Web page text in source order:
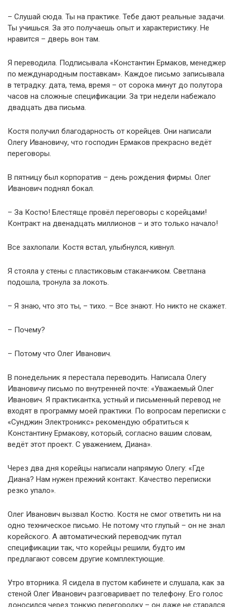
– Слушай сюда. Ты на практике. Тебе дают реальные задачи.
Ты учишься. За это получаешь опыт и характеристику. Не
нравится – дверь вон там.
Я переводила. Подписывала «Константин Ермаков, менеджер
по международным поставкам». Каждое письмо записывала
в тетрадку: дата, тема, время – от сорока минут до полутора
часов на сложные спецификации. За три недели набежало
двадцать два письма.
Костя получил благодарность от корейцев. Они написали
Олегу Ивановичу, что господин Ермаков прекрасно ведёт
переговоры.
В пятницу был корпоратив – день рождения фирмы. Олег
Иванович поднял бокал.
– За Костю! Блестяще провёл переговоры с корейцами!
Контракт на двенадцать миллионов – и это только начало!
Все захлопали. Костя встал, улыбнулся, кивнул.
Я стояла у стены с пластиковым стаканчиком. Светлана
подошла, тронула за локоть.
– Я знаю, что это ты, – тихо. – Все знают. Но никто не скажет.
– Почему?
– Потому что Олег Иванович.
В понедельник я перестала переводить. Написала Олегу
Ивановичу письмо по внутренней почте: «Уважаемый Олег
Иванович. Я практикантка, устный и письменный перевод не
входят в программу моей практики. По вопросам переписки с
«Сунджин Электроникс» рекомендую обратиться к
Константину Ермакову, который, согласно вашим словам,
ведёт этот проект. С уважением, Диана».
Через два дня корейцы написали напрямую Олегу: «Где
Диана? Нам нужен прежний контакт. Качество переписки
резко упало».
Олег Иванович вызвал Костю. Костя не смог ответить ни на
одно техническое письмо. Не потому что глупый – он не знал
корейского. А автоматический переводчик путал
спецификации так, что корейцы решили, будто им
предлагают совсем другие комплектующие.
Утро вторника. Я сидела в пустом кабинете и слушала, как за
стеной Олег Иванович разговаривает по телефону. Его голос
доносился через тонкую перегородку – он даже не старался